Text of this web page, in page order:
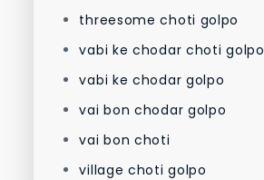
threesome choti golpo
vabi ke chodar choti golpo
vabi ke chodar golpo
vai bon chodar golpo
vai bon choti
village choti golpo